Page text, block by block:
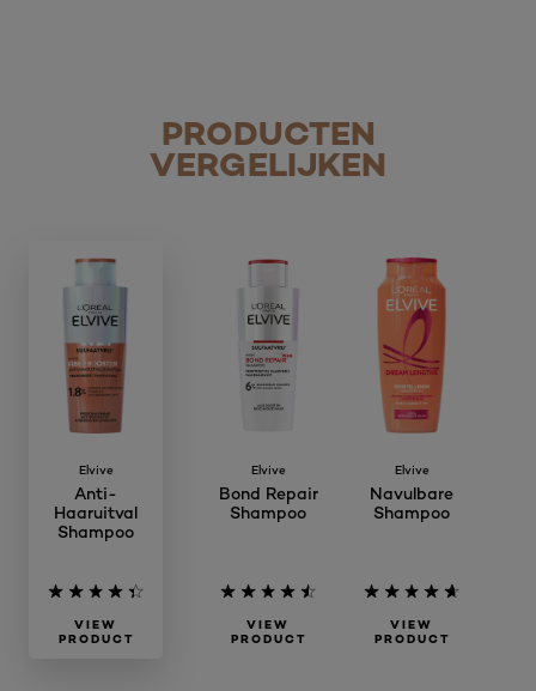
PRODUCTEN
VERGELIJKEN
Elvive
Anti-
Haaruitval
Shampoo
VIEW
PRODUCT
Elvive
Bond Repair
Shampoo
VIEW
PRODUCT
Elvive
Navulbare
Shampoo
VIEW
PRODUCT